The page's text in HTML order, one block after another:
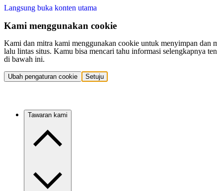
Langsung buka konten utama
Kami menggunakan cookie
Kami dan mitra kami menggunakan cookie untuk menyimpan dan
lalu lintas situs. Kamu bisa mencari tahu informasi selengkapnya
di bawah ini.
Ubah pengaturan cookie Setuju
Tawaran kami